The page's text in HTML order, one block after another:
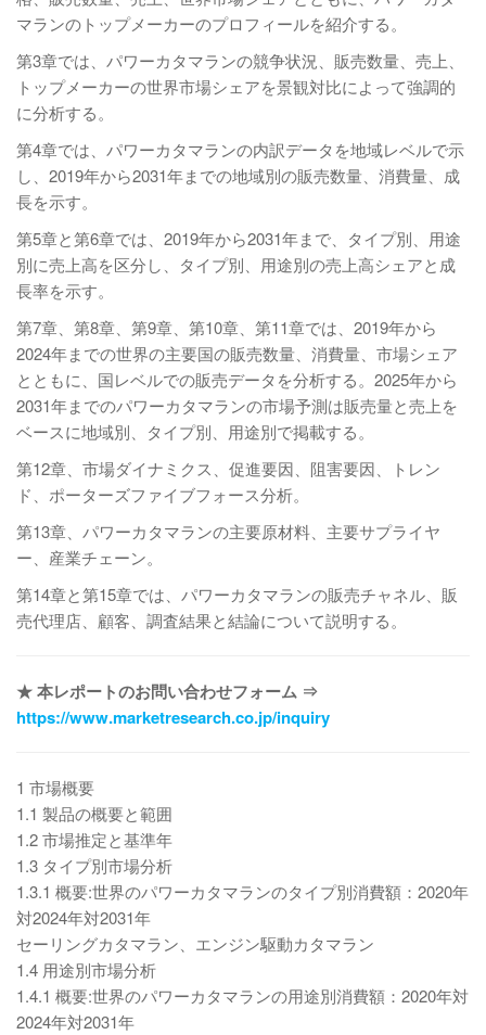
マランのトップメーカーのプロフィールを紹介する。
第3章では、パワーカタマランの競争状況、販売数量、売上、
トップメーカーの世界市場シェアを景観対比によって強調的
に分析する。
第4章では、パワーカタマランの内訳データを地域レベルで示
し、2019年から2031年までの地域別の販売数量、消費量、成
長を示す。
第5章と第6章では、2019年から2031年まで、タイプ別、用途
別に売上高を区分し、タイプ別、用途別の売上高シェアと成
長率を示す。
第7章、第8章、第9章、第10章、第11章では、2019年から
2024年までの世界の主要国の販売数量、消費量、市場シェア
とともに、国レベルでの販売データを分析する。2025年から
2031年までのパワーカタマランの市場予測は販売量と売上を
ベースに地域別、タイプ別、用途別で掲載する。
第12章、市場ダイナミクス、促進要因、阻害要因、トレン
ド、ポーターズファイブフォース分析。
第13章、パワーカタマランの主要原材料、主要サプライヤ
ー、産業チェーン。
第14章と第15章では、パワーカタマランの販売チャネル、販
売代理店、顧客、調査結果と結論について説明する。
★ 本レポートのお問い合わせフォーム ⇒
https://www.marketresearch.co.jp/inquiry
1 市場概要
1.1 製品の概要と範囲
1.2 市場推定と基準年
1.3 タイプ別市場分析
1.3.1 概要:世界のパワーカタマランのタイプ別消費額：2020年
対2024年対2031年
セーリングカタマラン、エンジン駆動カタマラン
1.4 用途別市場分析
1.4.1 概要:世界のパワーカタマランの用途別消費額：2020年対
2024年対2031年